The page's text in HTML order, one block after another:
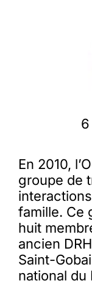
Membres
L’actu
Nous
La
6
En 2010,
groupe de
famille. Ce
huit
ancien
Saint-
national du